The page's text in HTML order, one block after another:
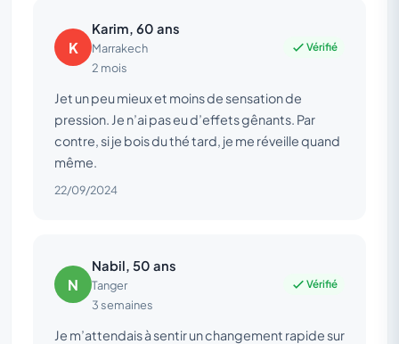
K
Karim, 60 ans
Marrakech
2 mois
Vérifié
Jet un peu mieux et moins de sensation de
pression. Je n’ai pas eu d’effets gênants. Par
contre, si je bois du thé tard, je me réveille quand
même.
22/09/2024
N
Nabil, 50 ans
Tanger
3 semaines
Vérifié
Je m’attendais à sentir un changement rapide sur